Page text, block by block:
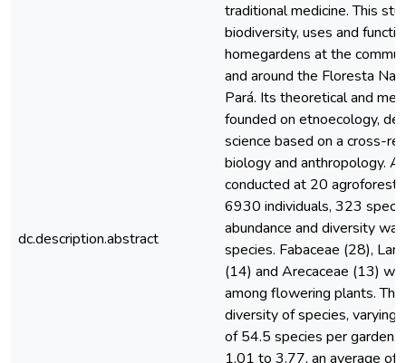
dc.description.abstract
traditional medicine. This
biodiversity, uses and
homegardens at the
and around the Floresta
Pará. Its theoretical and
founded on etnoecology,
science based on a cross-
biology and anthropology.
conducted at 20
6930 individuals, 323
abundance and diversity
species. Fabaceae (28),
(14) and Arecaceae (13)
among flowering plants.
diversity of species,
of 54.5 species per garden.
1.01 to 3.77, an average of